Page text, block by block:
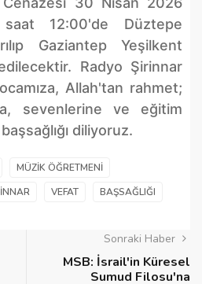
12:00'de Düztepe
Gaziantep Yeşilkent
Radyo Şirinnar
Allah'tan rahmet;
sevenlerine ve eğitim
diliyoruz.
MÜZIK ÖĞRETMENI
VEFAT BAŞSAĞLIĞI
Sonraki Haber
MSB: İsrail'in Küresel
Sumud Filosu'na